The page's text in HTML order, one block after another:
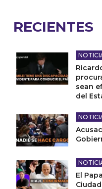
RECIENTES
sean
del
El